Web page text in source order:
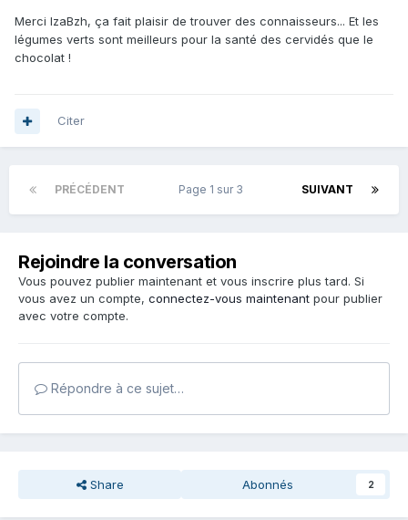
Merci IzaBzh, ça fait plaisir de trouver des connaisseurs... Et les
légumes verts sont meilleurs pour la santé des cervidés que le
chocolat !
Citer
PRÉCÉDENT SUIVANT
Page 1 sur 3
Rejoindre la conversation
Vous pouvez publier maintenant et vous inscrire plus tard. Si
vous avez un compte, connectez-vous maintenant pour publier
avec votre compte.
Répondre à ce sujet…
Share Abonnés 2